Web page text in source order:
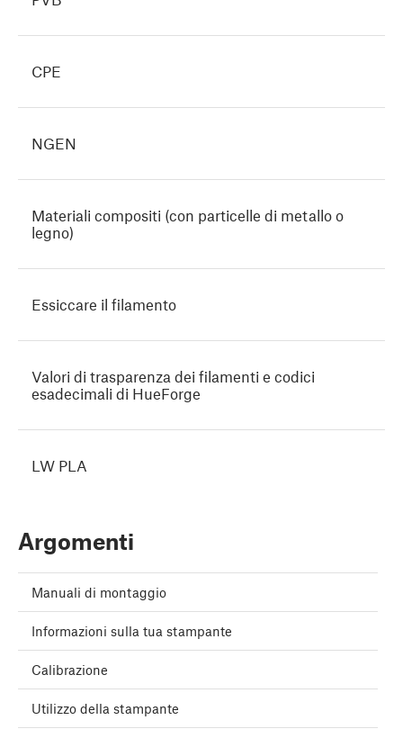
CPE
NGEN
Materiali compositi (con particelle di metallo o
legno)
Essiccare il filamento
Valori di trasparenza dei filamenti e codici
esadecimali di HueForge
LW PLA
Argomenti
Manuali di montaggio
Informazioni sulla tua stampante
Calibrazione
Utilizzo della stampante